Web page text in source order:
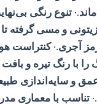
تنوع رنگی
و مسی گرفته
آجری.· کنتراست
با رنگ تیره و
و سایه‌اندازی
تناسب با معماری